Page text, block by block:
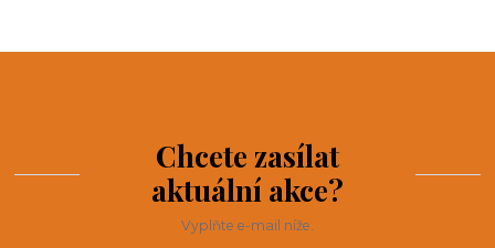
Chcete zasílat
aktuální akce?
Vyplňte e-mail níže.